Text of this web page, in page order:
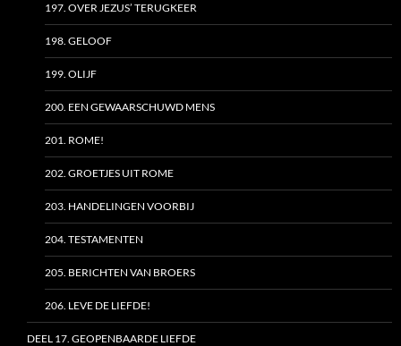
197. OVER JEZUS’ TERUGKEER
198. GELOOF
199. OLIJF
200. EEN GEWAARSCHUWD MENS
201. ROME!
202. GROETJES UIT ROME
203. HANDELINGEN VOORBIJ
204. TESTAMENTEN
205. BERICHTEN VAN BROERS
206. LEVE DE LIEFDE!
DEEL 17. GEOPENBAARDE LIEFDE